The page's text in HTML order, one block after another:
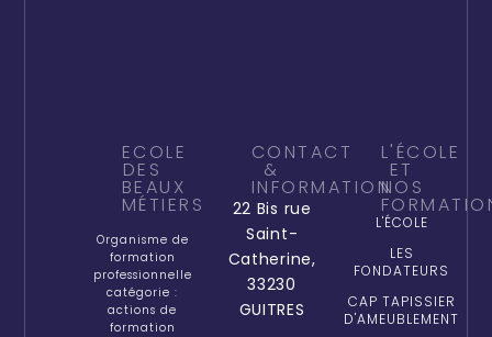
ECOLE
DES
BEAUX
MÉTIERS
Organisme de
formation
professionnelle
catégorie :
actions de
formation
CONTACT
&
INFORMATION
22 Bis rue
Saint-
Catherine,
33230
GUITRES
L'ÉCOLE
ET
NOS
L'ÉCOLE
LES
FONDATEURS
CAP TAPISSIER
D'AMEUBLEMENT